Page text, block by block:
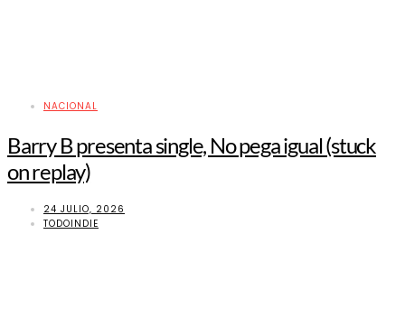
NACIONAL
Barry B presenta single, No pega igual (stuck
on replay)
24 JULIO, 2026
TODOINDIE